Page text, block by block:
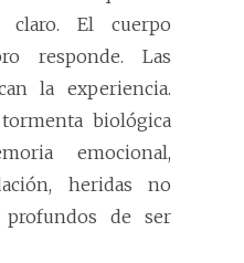
claro. El cuerpo
responde. Las
la experiencia.
biológica
emocional,
heridas no
profundos de ser